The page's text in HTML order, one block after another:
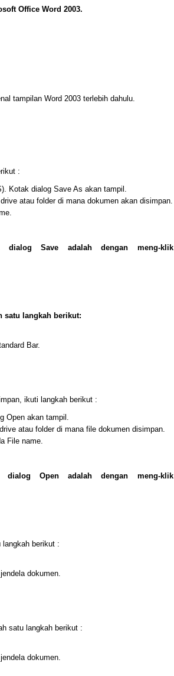
Office Word 2003.
tampilan Word 2003 terlebih dahulu.
:
). Kotak dialog Save As akan tampil.
atau folder di mana dokumen akan disimpan.
.
Save adalah dengan meng-klik
satu langkah berikut:
Bar.
ikuti langkah berikut :
Open akan tampil.
atau folder di mana file dokumen disimpan.
File name.
Open adalah dengan meng-klik
berikut :
dokumen.
satu langkah berikut :
dokumen.